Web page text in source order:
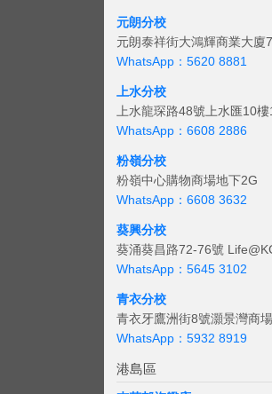
元朗分校
元朗泰祥街大鴻輝商業大廈
WhatsApp：5620 8881
上水分校
上水龍琛路48號上水匯10
WhatsApp：6608 2886
粉嶺分校
粉嶺中心購物商場地下2G
WhatsApp：6608 3632
葵興分校
葵涌葵昌路72-76號
WhatsApp：5645 3102
青衣分校
青衣牙鷹洲街8號灝景灣商
WhatsApp：5932 8919
港島區